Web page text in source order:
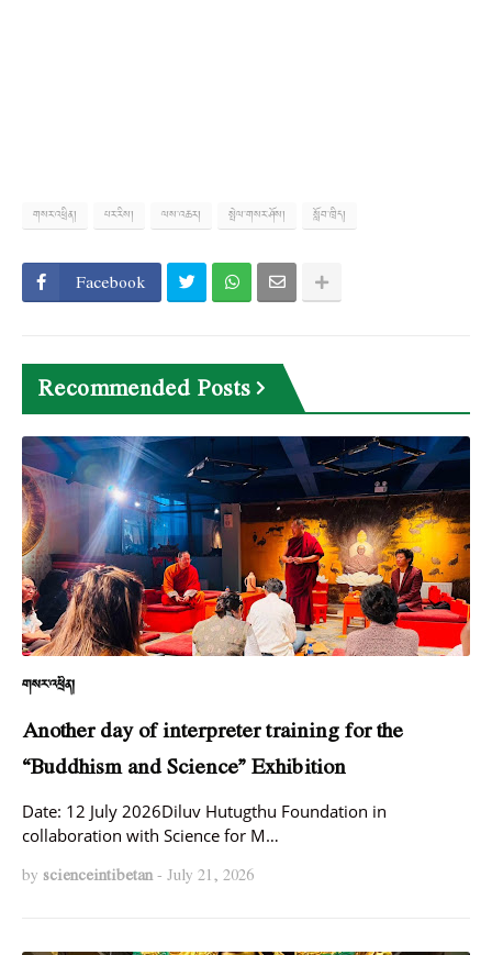
གསར་འཕྲིན། པར་རིས། ལས་འཆར། སྤེལ་གསར་ཤོས། སློབ་ཁྲིད།
Facebook
Recommended Posts
གསར་འཕྲིན།
Another day of interpreter training for the
“Buddhism and Science” Exhibition
Date: 12 July 2026Diluv Hutugthu Foundation in
collaboration with Science for M…
by scienceintibetan- July 21, 2026